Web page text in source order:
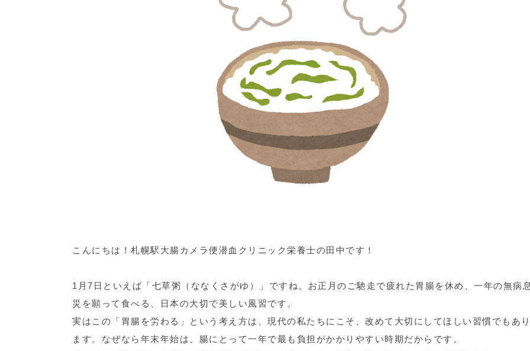
こんにちは！札幌駅大腸カメラ便潜血クリニック栄養士の田中です！
1月7日といえば「七草粥（ななくさがゆ）」ですね。お正月のご馳走で疲れた胃腸を休め、一年の無病息
災を願って食べる、日本の大切で美しい風習です。
実はこの「胃腸を労わる」という考え方は、現代の私たちにこそ、改めて大切にしてほしい習慣でもあり
ます。なぜなら年末年始は、腸にとって一年で最も負担がかかりやすい時期だからです。